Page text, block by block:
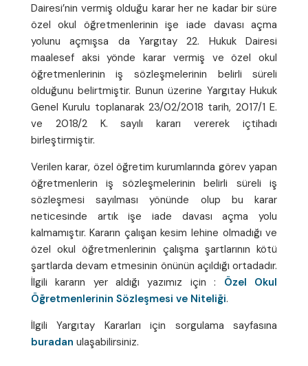
Dairesi’nin vermiş olduğu karar her ne kadar bir süre
özel okul öğretmenlerinin işe iade davası açma
yolunu açmışsa da Yargıtay 22. Hukuk Dairesi
maalesef aksi yönde karar vermiş ve özel okul
öğretmenlerinin iş sözleşmelerinin belirli süreli
olduğunu belirtmiştir. Bunun üzerine Yargıtay Hukuk
Genel Kurulu toplanarak 23/02/2018 tarih, 2017/1 E.
ve 2018/2 K. sayılı kararı vererek içtihadı
birleştirmiştir.
Verilen karar, özel öğretim kurumlarında görev yapan
öğretmenlerin iş sözleşmelerinin belirli süreli iş
sözleşmesi sayılması yönünde olup bu karar
neticesinde artık işe iade davası açma yolu
kalmamıştır. Kararın çalışan kesim lehine olmadığı ve
özel okul öğretmenlerinin çalışma şartlarının kötü
şartlarda devam etmesinin önünün açıldığı ortadadır.
İlgili kararın yer aldığı yazımız için : Özel Okul
Öğretmenlerinin Sözleşmesi ve Niteliği.
İlgili Yargıtay Kararları için sorgulama sayfasına
buradan ulaşabilirsiniz.